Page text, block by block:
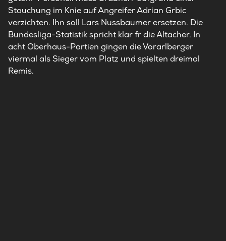
Stauchung im Knie auf Angreifer Adrian Grbic
verzichten. Ihn soll Lars Nussbaumer ersetzen. Die
Bundesliga-Statistik spricht klar fr die Altacher. In
acht Oberhaus-Partien gingen die Vorarlberger
viermal als Sieger vom Platz und spielten dreimal
Remis.